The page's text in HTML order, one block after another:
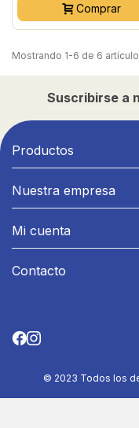
Comprar
Mostrando 1-6 de 6
Suscribirse a
Productos
Nuestra empresa
Mi cuenta
Contacto
© 2023 Todos los